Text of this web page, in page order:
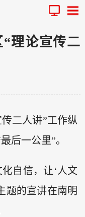
理论宣传二
二人讲”工作纵
后一公里”。
自信，让‘人文
题的宣讲在南明